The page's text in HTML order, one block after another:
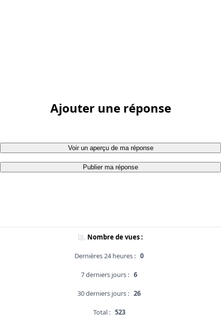
Ajouter une réponse
Voir un aperçu de ma réponse
Publier ma réponse
Nombre de vues :
Dernières 24 heures : 0
7 derniers jours : 6
30 derniers jours : 26
Total : 523